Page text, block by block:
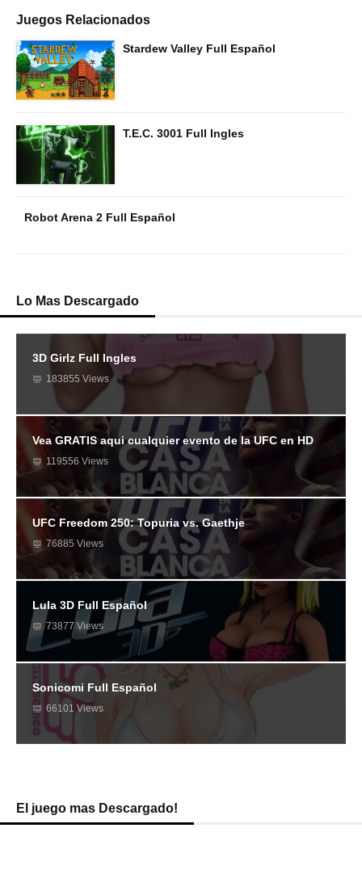
Juegos Relacionados
Stardew Valley Full Español
T.E.C. 3001 Full Ingles
Robot Arena 2 Full Español
Lo Mas Descargado
3D Girlz Full Ingles
183855 Views
Vea GRATIS aqui cualquier evento de la UFC en HD
119556 Views
UFC Freedom 250: Topuria vs. Gaethje
76885 Views
Lula 3D Full Español
73877 Views
Sonicomi Full Español
66101 Views
El juego mas Descargado!